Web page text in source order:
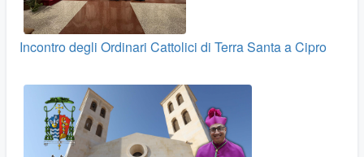
Incontro degli Ordinari Cattolici di Terra Santa a Cipro